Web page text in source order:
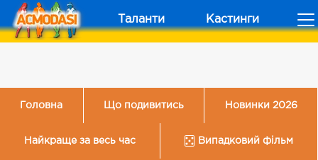
Таланти Кастинги
Головна Що подивитись Новинки 2026
Найкраще за весь час Випадковий фільм